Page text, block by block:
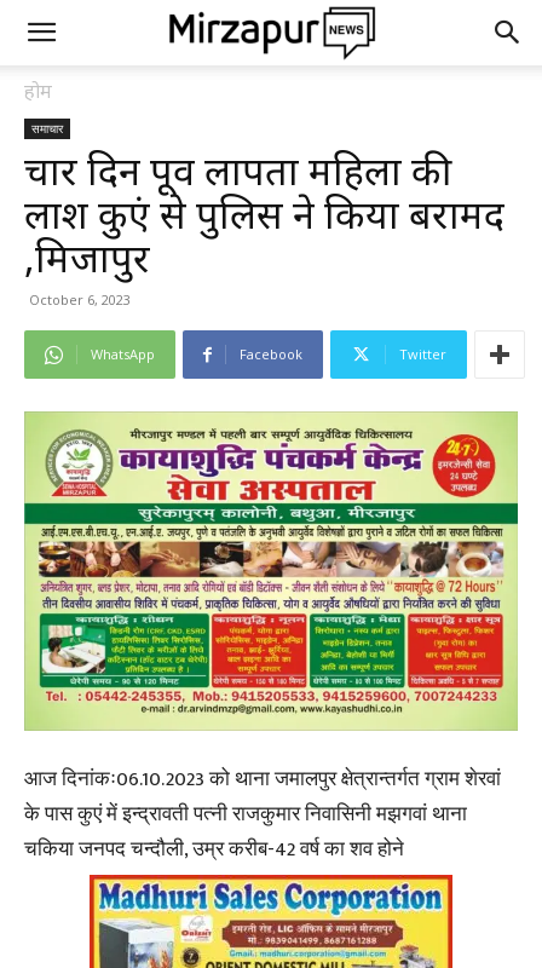
होम
समाचार
चार दिन पूर्व लापता महिला की
लाश कुएं से पुलिस ने किया बरामद
,मिर्जापुर
October 6, 2023
WhatsApp Facebook Twitter
आज दिनांकः06.10.2023 को थाना जमालपुर क्षेत्रान्तर्गत ग्राम शेरवां
के पास कुएं में इन्द्रावती पत्नी राजकुमार निवासिनी मझगवां थाना
चकिया जनपद चन्दौली, उम्र करीब-42 वर्ष का शव होने